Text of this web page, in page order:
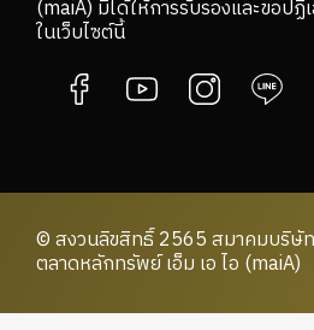
(maiA) มิได้ให้การรับรองและขอป
ในเว็บไซต์นี้
© สงวนลิขสิทธิ์ 2565 สมาคมบริษั
ตลาดหลักทรัพย์ เอ็ม เอ ไอ (maiA)